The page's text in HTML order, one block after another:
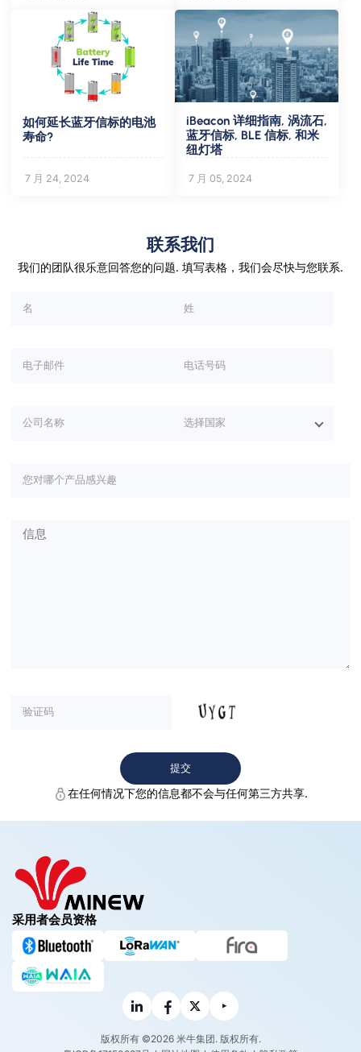
如何延长蓝牙信标的电池
寿命?
7 月 24, 2024
iBeacon 详细指南, 涡流石,
蓝牙信标, BLE 信标, 和米
纽灯塔
7 月 05, 2024
联系我们
我们的团队很乐意回答您的问题. 填写表格，我们会尽快与您联系.
在任何情况下您的信息都不会与任何第三方共享.
采用者会员资格
版权所有 ©2026 米牛集团. 版权所有.